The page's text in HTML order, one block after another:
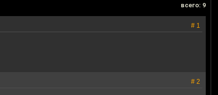
всего: 9
# 1
# 2